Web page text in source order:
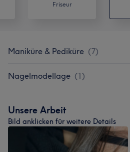
Friseur
Maniküre & Pediküre (7)
Nagelmodellage (1)
Unsere Arbeit
Bild anklicken für weitere Details